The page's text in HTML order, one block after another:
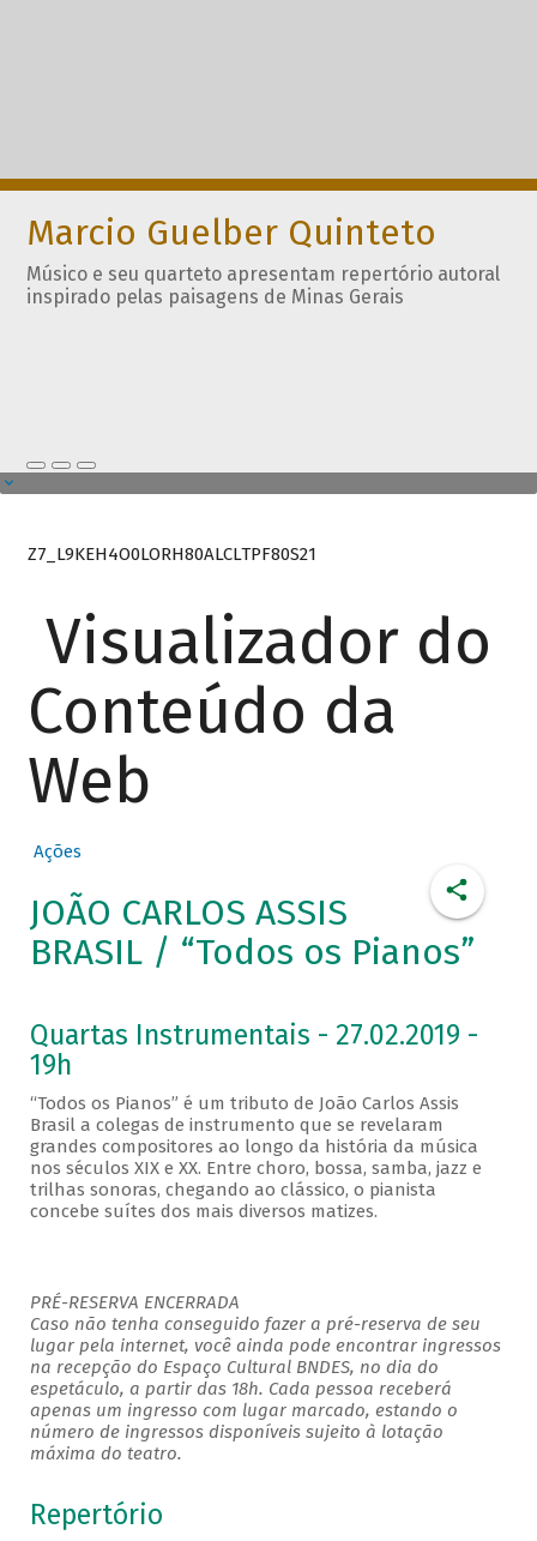
Marcio Guelber Quinteto
Músico e seu quarteto apresentam repertório autoral
inspirado pelas paisagens de Minas Gerais
Z7_L9KEH4O0LORH80ALCLTPF80S21
Visualizador do
Conteúdo da
Web
Ações
JOÃO CARLOS ASSIS
BRASIL / “Todos os Pianos”
Quartas Instrumentais - 27.02.2019 -
19h
“Todos os Pianos” é um tributo de João Carlos Assis
Brasil a colegas de instrumento que se revelaram
grandes compositores ao longo da história da música
nos séculos XIX e XX. Entre choro, bossa, samba, jazz e
trilhas sonoras, chegando ao clássico, o pianista
concebe suítes dos mais diversos matizes.
PRÉ-RESERVA ENCERRADA
Caso não tenha conseguido fazer a pré-reserva de seu
lugar pela internet, você ainda pode encontrar ingressos
na recepção do Espaço Cultural BNDES, no dia do
espetáculo, a partir das 18h. Cada pessoa receberá
apenas um ingresso com lugar marcado, estando o
número de ingressos disponíveis sujeito à lotação
máxima do teatro.
Repertório